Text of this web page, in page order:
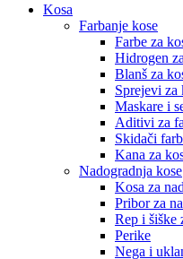
Kosa
Farbanje kose
Farbe za
Hidrogen
Blanš za
Sprejevi za
Maskare i
Aditivi za
Skidači
Kana za
Nadogradnja kose
Kosa za
Pribor za
Rep i šiške
Perike
Nega i